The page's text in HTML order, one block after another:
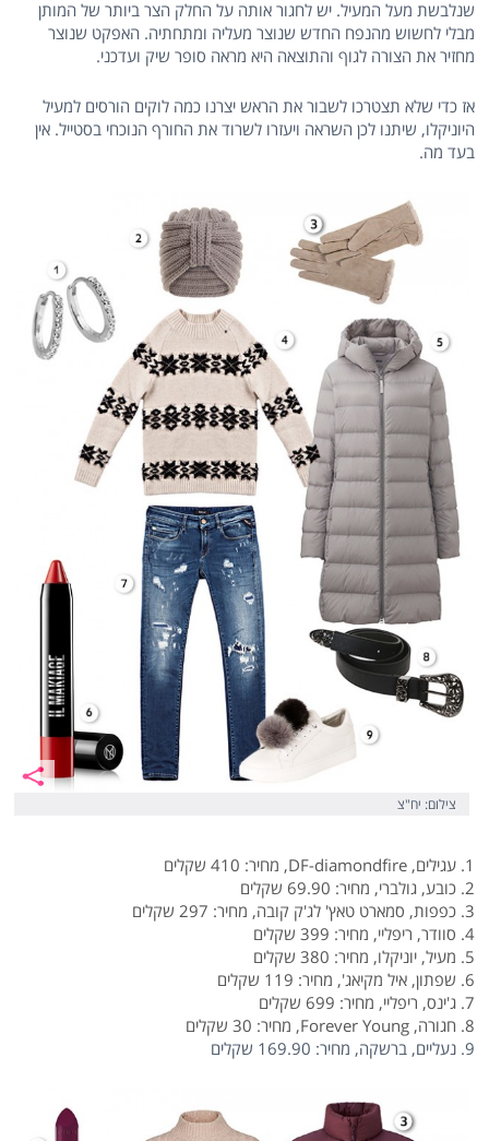
שנלבשת מעל המעיל. יש לחגור אותה על החלק הצר ביותר של המותן
מבלי לחשוש מהנפח החדש שנוצר מעליה ומתחתיה. האפקט שנוצר
מחזיר את הצורה לגוף והתוצאה היא מראה סופר שיק ועדכני.
אז כדי שלא תצטרכו לשבור את הראש יצרנו כמה לוקים הורסים למעיל
היוניקלו, שיתנו לכן השראה ויעזרו לשרוד את החורף הנוכחי בסטייל. אין
בעד מה.
צילום: יח"צ
1. עגילים, DF-diamondfire, מחיר: 410 שקלים
2. כובע, גולברי, מחיר: 69.90 שקלים
3. כפפות, סמארט טאץ' לג'ק קובה, מחיר: 297 שקלים
4. סוודר, ריפליי, מחיר: 399 שקלים
5. מעיל, יוניקלו, מחיר: 380 שקלים
6. שפתון, איל מקיאג', מחיר: 119 שקלים
7. ג'ינס, ריפליי, מחיר: 699 שקלים
8. חגורה, Forever Young, מחיר: 30 שקלים
9. נעליים, ברשקה, מחיר: 169.90 שקלים